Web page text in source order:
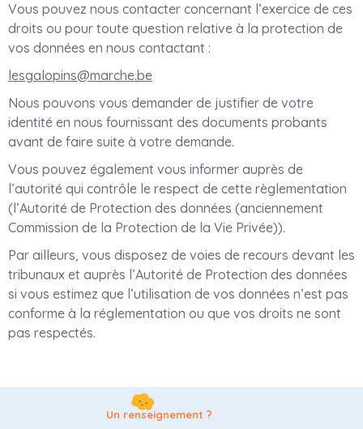
Vous pouvez nous contacter concernant l’exercice de ces
droits ou pour toute question relative à la protection de
vos données en nous contactant :
lesgalopins@marche.be
Nous pouvons vous demander de justifier de votre
identité en nous fournissant des documents probants
avant de faire suite à votre demande.
Vous pouvez également vous informer auprès de
l’autorité qui contrôle le respect de cette règlementation
(l’Autorité de Protection des données (anciennement
Commission de la Protection de la Vie Privée)).
Par ailleurs, vous disposez de voies de recours devant les
tribunaux et auprès l’Autorité de Protection des données
si vous estimez que l’utilisation de vos données n’est pas
conforme à la réglementation ou que vos droits ne sont
pas respectés.
Un renseignement ?